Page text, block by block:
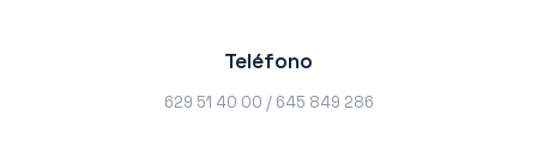
Teléfono
629 51 40 00 / 645 849 286